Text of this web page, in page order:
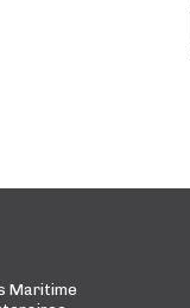
Maritime